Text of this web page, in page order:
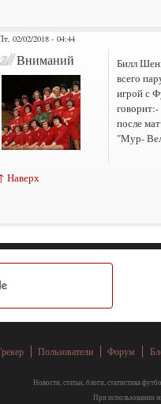
02/02/2018 - 04:44
Вниманий
Билл
всего
игрой с
после
"Мур-
Наверх
Пользователи Форум
Новости, статьи, блоги, статистика
При использовании